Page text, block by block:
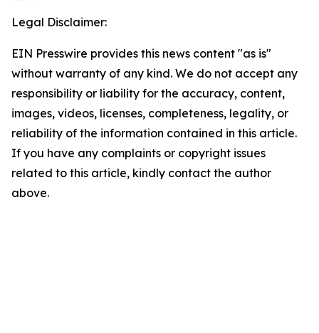
Legal Disclaimer:
EIN Presswire provides this news content "as is"
without warranty of any kind. We do not accept any
responsibility or liability for the accuracy, content,
images, videos, licenses, completeness, legality, or
reliability of the information contained in this article.
If you have any complaints or copyright issues
related to this article, kindly contact the author
above.